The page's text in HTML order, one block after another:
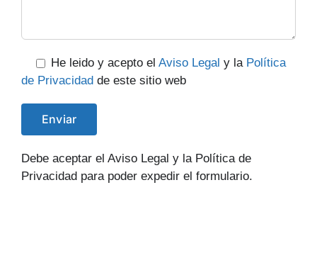
He leido y acepto el Aviso Legal y la Política
de Privacidad de este sitio web
Debe aceptar el Aviso Legal y la Política de
Privacidad para poder expedir el formulario.